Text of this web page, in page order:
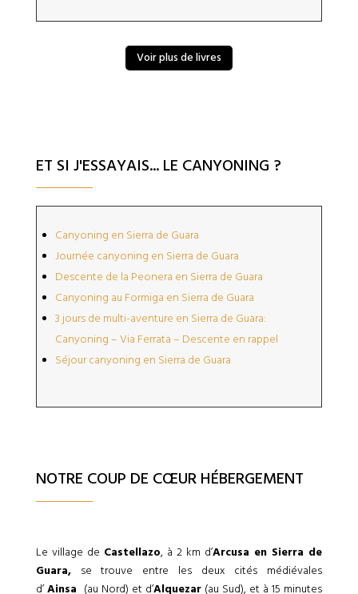
Voir plus de livres
ET SI J'ESSAYAIS... LE CANYONING ?
Canyoning en Sierra de Guara
Journée canyoning en Sierra de Guara
Descente de la Peonera en Sierra de Guara
Canyoning au Formiga en Sierra de Guara
3 jours de multi-aventure en Sierra de Guara:
Canyoning – Via Ferrata – Descente en rappel
Séjour canyoning en Sierra de Guara
NOTRE COUP DE CŒUR HÉBERGEMENT
Le village de Castellazo, à 2 km d’Arcusa en Sierra de
Guara,se trouve entre les deux cités médiévales
d’Ainsa (au Nord) et d’Alquezar (au Sud), et à 15 minutes